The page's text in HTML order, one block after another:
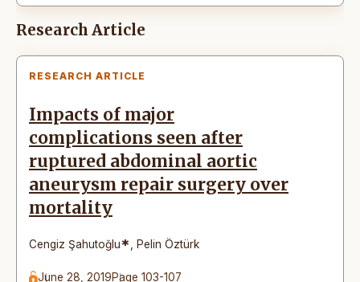
Research Article
RESEARCH ARTICLE
Impacts of major
complications seen after
ruptured abdominal aortic
aneurysm repair surgery over
mortality
Cengiz Şahutoğlu* Pelin Öztürk
June 28, 2019Page 103-107